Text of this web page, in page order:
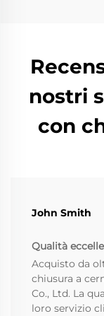
nostri
con
John Smith
Qualità
Acquisto da
chiusura a
Co., Ltd. La
loro servizio